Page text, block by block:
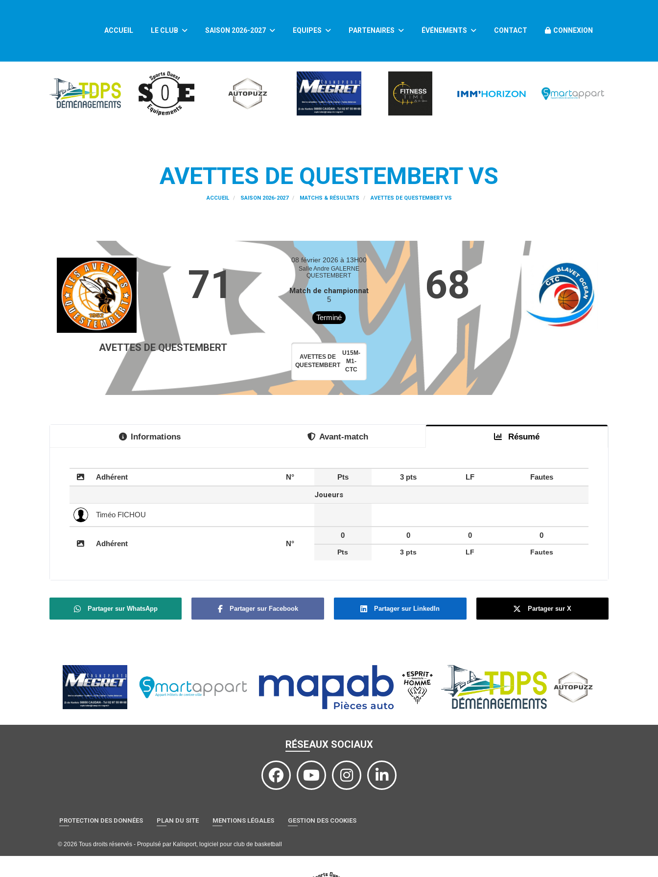
ACCUEIL LE CLUB SAISON 2026-2027 EQUIPES PARTENAIRES ÉVÉNEMENTS CONTACT CONNEXION
AVETTES DE QUESTEMBERT VS
ACCUEIL SAISON 2026-2027 MATCHS & RÉSULTATS AVETTES DE QUESTEMBERT VS
08 février 2026 à 13H00
Salle Andre GALERNE
QUESTEMBERT
Match de championnat
5
Terminé
71 68
AVETTES DE QUESTEMBERT
AVETTES DE
QUESTEMBERT
U15M-
M1-
CTC
Informations Avant-match Résumé
Adhérent N° Pts 3 pts LF Fautes
Joueurs
Timéo FICHOU
Adhérent N°
0 0 0 0
Pts 3 pts LF Fautes
Partager sur WhatsApp Partager sur Facebook Partager sur LinkedIn Partager sur X
RÉSEAUX SOCIAUX
PROTECTION DES DONNÉES PLAN DU SITE MENTIONS LÉGALES GESTION DES COOKIES
© 2026 Tous droits réservés - Propulsé par Kalisport, logiciel pour club de basketball